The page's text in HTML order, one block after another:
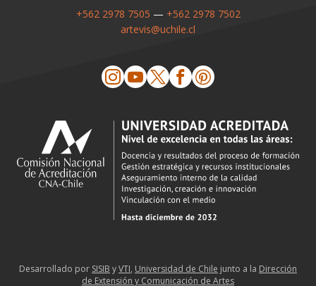
+562 2978 7505 — +562 2978 7502
artevis@uchile.cl
Desarrollado por SISIB yVTI, Universidad de Chile junto a la Dirección
de Extensión y Comunicación de Artes